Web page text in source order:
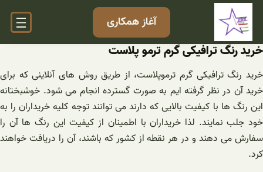
رفتن
محتوا
آغاز همکاری
خرید رنگ ترافیکی گرم ترمو پلاست
خرید رنگ ترافیکی گرم ترموپلاست، از طریق روش های آنلاینی که برای
خرید آن در نظر گرفته ایم به صورت گسترده انجام می شود. خوشبختانه
این رنگ ها با کیفیت بالایی که دارند می توانند توجه کلیه خریداران را به
خود جلب نمایند. لذا خریداران با اطمینان از کیفیت این رنگ ها آن را
سفارش می دهند و در هر نقطه از کشور که باشند، آن را دریافت خواهند
کرد.